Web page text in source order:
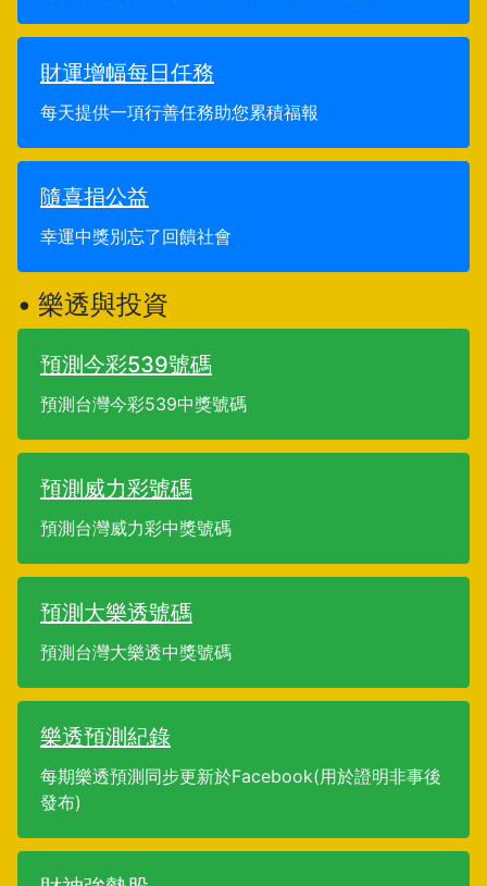
財運增幅每日任務
每天提供一項行善任務助您累積福報
隨喜捐公益
幸運中獎別忘了回饋社會
• 樂透與投資
預測今彩539號碼
預測台灣今彩539中獎號碼
預測威力彩號碼
預測台灣威力彩中獎號碼
預測大樂透號碼
預測台灣大樂透中獎號碼
樂透預測紀錄
每期樂透預測同步更新於Facebook(用於證明非事後
發布)